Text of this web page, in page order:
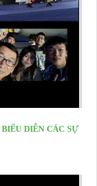
DIỄN CÁC SỰ